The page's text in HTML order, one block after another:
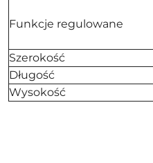
Funkcje regulowane
Szerokość
Długość
Wysokość